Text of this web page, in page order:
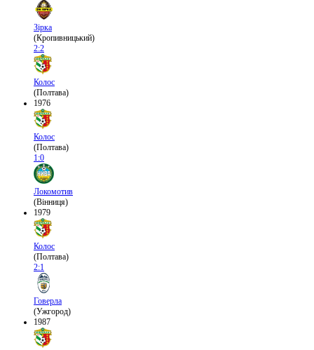
Зірка
(Кропивницький)
2:2
Колос
(Полтава)
1976
Колос
(Полтава)
1:0
Локомотив
(Вінниця)
1979
Колос
(Полтава)
2:1
Говерла
(Ужгород)
1987